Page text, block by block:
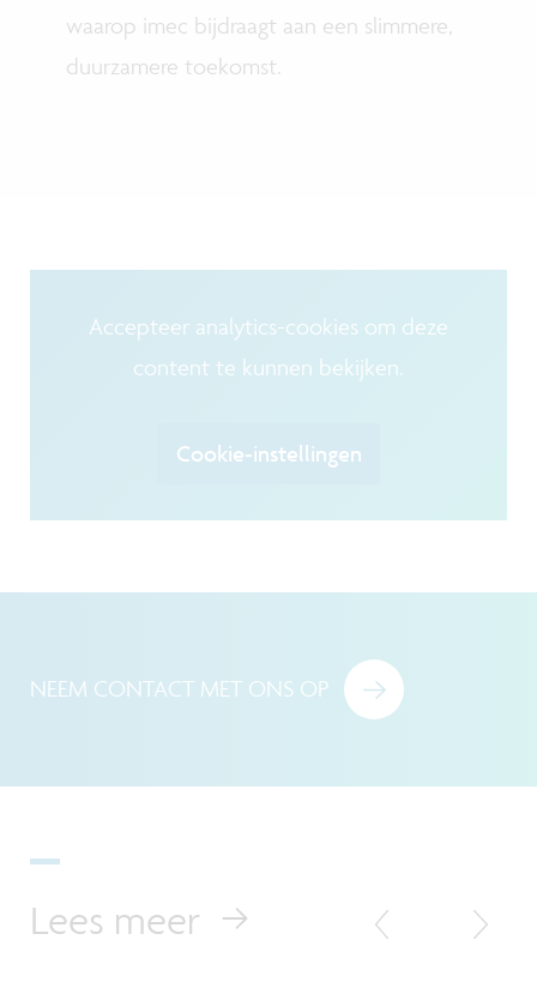
waarop imec bijdraagt aan een slimmere,
duurzamere toekomst.
Accepteer analytics-cookies om deze
content te kunnen bekijken.
Cookie-instellingen
NEEM CONTACT MET ONS OP
Lees meer